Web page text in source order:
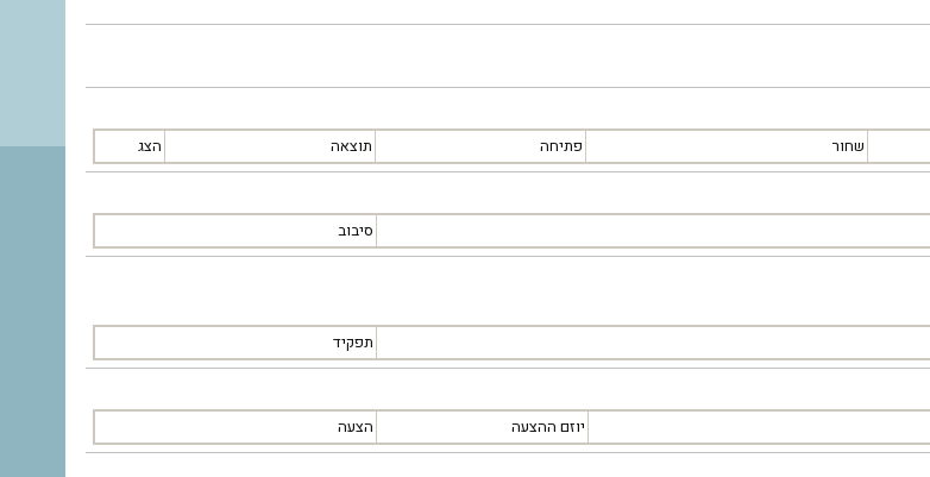
שחור פתיחה תוצאה הצג
סיבוב
תפקיד
יוזם ההצעה הצעה